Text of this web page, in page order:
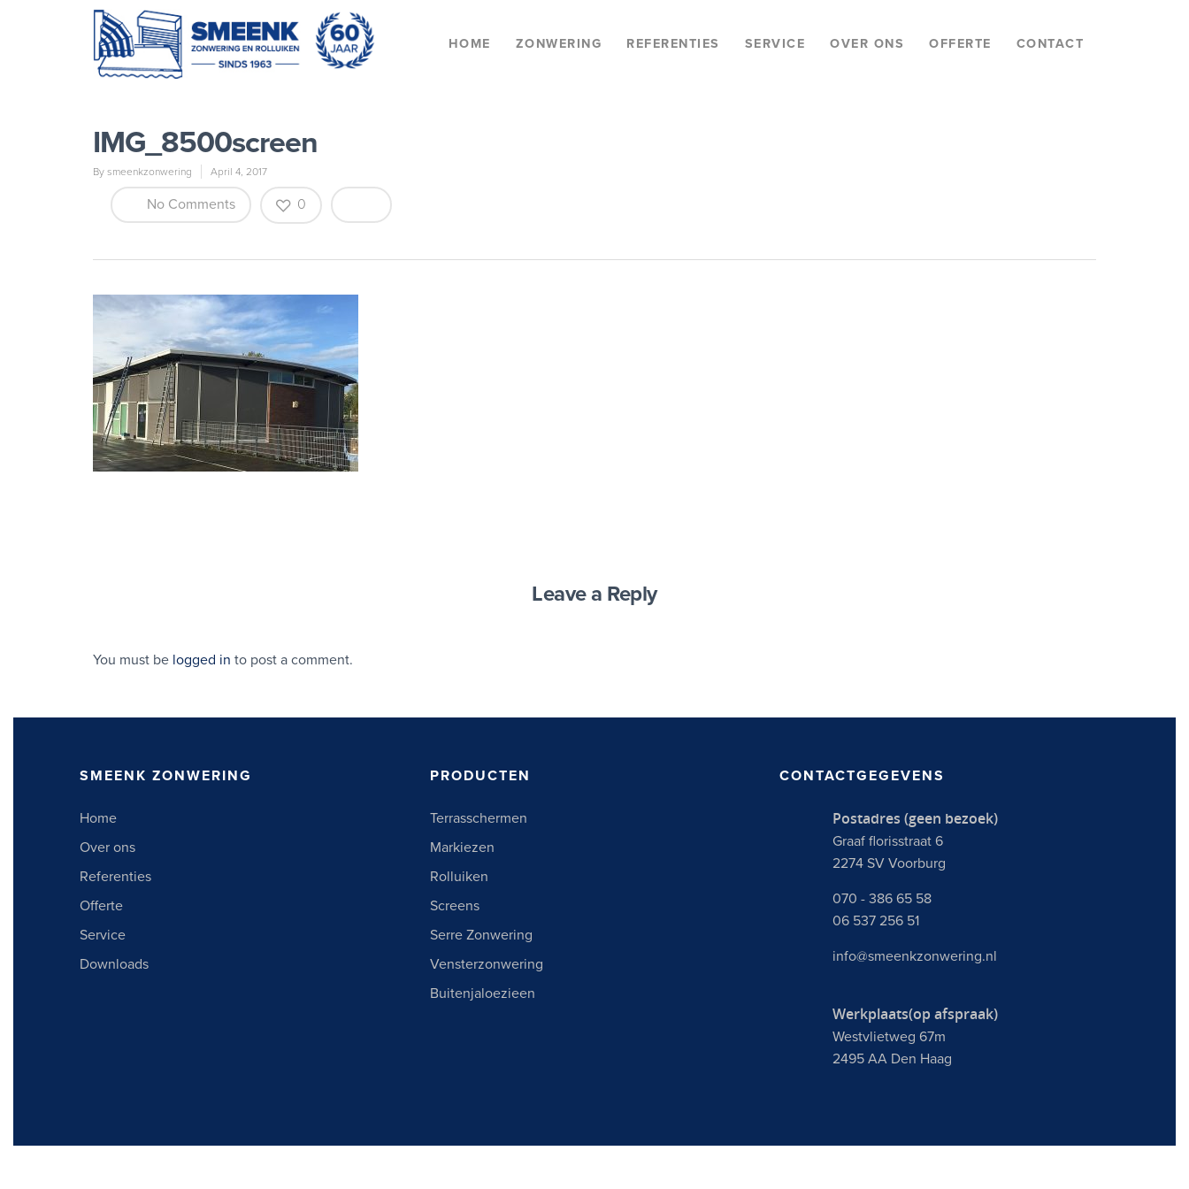
HOME ZONWERING REFERENTIES SERVICE OVER ONS OFFERTE CONTACT
IMG_8500screen
By smeenkzonwering April 4, 2017
No Comments 0
Leave a Reply
You must be logged in to post a comment.
SMEENK ZONWERING
Home
Over ons
Referenties
Offerte
Service
Downloads
PRODUCTEN
Terrasschermen
Markiezen
Rolluiken
Screens
Serre Zonwering
Vensterzonwering
Buitenjaloezieen
CONTACTGEGEVENS
Postadres (geen bezoek)
Graaf florisstraat 6
2274 SV Voorburg
070 - 386 65 58
06 537 256 51
info@smeenkzonwering.nl
Werkplaats(op afspraak)
Westvlietweg 67m
2495 AA Den Haag